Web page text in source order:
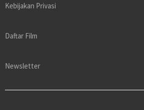
Kebijakan Privasi
Daftar Film
Newsletter